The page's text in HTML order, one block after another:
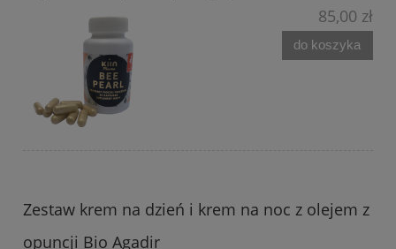
85,00 zł
do koszyka
Zestaw krem na dzień i krem na noc z olejem z
opuncji Bio Agadir